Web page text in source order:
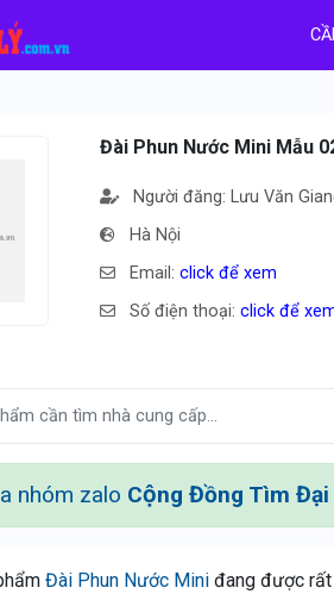
Đài Phun Nước Mini Mẫu
Người đăng: Lưu Văn
Hà Nội
Email:click để xem
Số điện thoại:click để
nhóm zalo Cộng Đồng Tìm Đại
Đài Phun Nước Mini đang được rất